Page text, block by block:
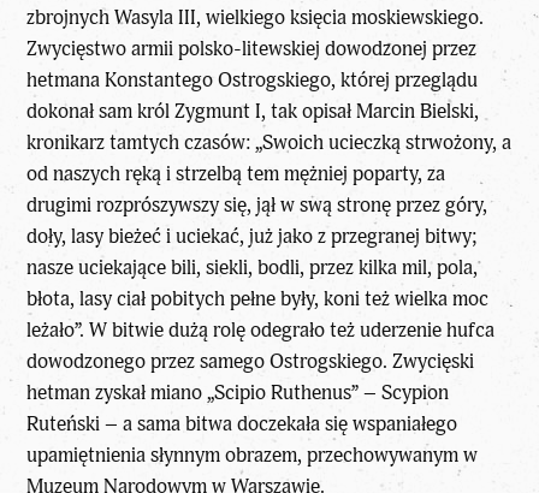
zbrojnych Wasyla III, wielkiego księcia moskiewskiego.
Zwycięstwo armii polsko-litewskiej dowodzonej przez
hetmana Konstantego Ostrogskiego, której przeglądu
dokonał sam król Zygmunt I, tak opisał Marcin Bielski,
kronikarz tamtych czasów: „Swoich ucieczką strwożony, a
od naszych ręką i strzelbą tem mężniej poparty, za
drugimi rozprószywszy się, jął w swą stronę przez góry,
doły, lasy bieżeć i uciekać, już jako z przegranej bitwy;
nasze uciekające bili, siekli, bodli, przez kilka mil, pola,
błota, lasy ciał pobitych pełne były, koni też wielka moc
leżało”. W bitwie dużą rolę odegrało też uderzenie hufca
dowodzonego przez samego Ostrogskiego. Zwycięski
hetman zyskał miano „Scipio Ruthenus” – Scypion
Ruteński – a sama bitwa doczekała się wspaniałego
upamiętnienia słynnym obrazem, przechowywanym w
Muzeum Narodowym w Warszawie.